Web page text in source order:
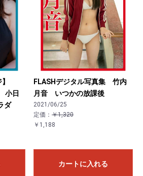
小日
ダ
FLASHデジタル写真集 竹内
月音 いつかの放課後
2021/06/25
定価： ￥1,320
￥1,188
カートに入れる